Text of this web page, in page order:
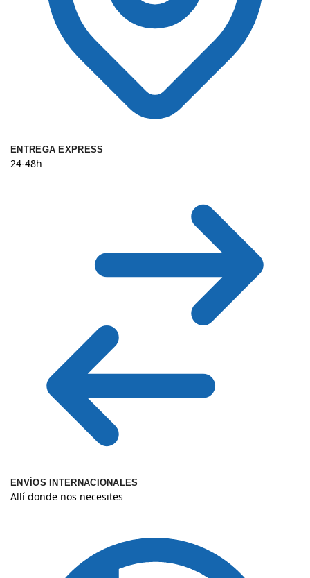
ENTREGA EXPRESS
24-48h
ENVÍOS INTERNACIONALES
Allí donde nos necesites